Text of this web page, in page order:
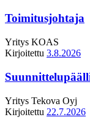
Toimitusjohtaja
Yritys KOAS
Kirjoitettu 3.8.2026
Yritys Tekova Oyj
Kirjoitettu 22.7.2026